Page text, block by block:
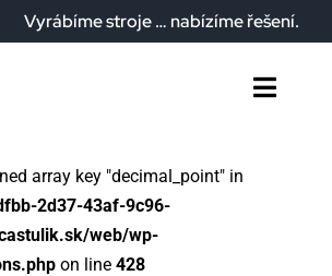
Vyrábíme stroje … nabízíme řešení.
Kdo jsme
Co nabízíme?
array key "decimal_point" in
2d37-43af-9c96-
web/wp-
on line 428